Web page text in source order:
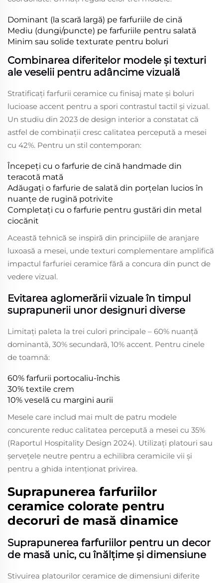
Dominant (la scară largă) pe farfuriile de cină
Mediu (dungi/puncte) pe farfuriile pentru salată
Minim sau solide texturate pentru boluri
Combinarea diferitelor modele și texturi
ale veselii pentru adâncime vizuală
Stratificați farfurii ceramice cu finisaj mate și boluri
lucioase accent pentru a spori contrastul tactil și vizual.
Un studiu din 2023 de design interior a constatat că
astfel de combinații cresc calitatea percepută a mesei
cu 42%. Pentru un stil contemporan:
Începeți cu o farfurie de cină handmade din
teracotă mată
Adăugați o farfurie de salată din porțelan lucios în
nuanțe de rugină potrivite
Completați cu o farfurie pentru gustări din metal
ciocănit
Această tehnică se inspiră din principiile de aranjare
luxoasă a mesei, unde texturi complementare amplifică
impactul farfuriei ceramice fără a concura din punct de
vedere vizual.
Evitarea aglomerării vizuale în timpul
suprapunerii unor designuri diverse
Limitați paleta la trei culori principale – 60% nuanță
dominantă, 30% secundară, 10% accent. Pentru cinele
de toamnă:
60% farfurii portocaliu-închis
30% textile crem
10% veselă cu margini aurii
Mesele care includ mai mult de patru modele
concurente reduc calitatea percepută a mesei cu 35%
(Raportul Hospitality Design 2024). Utilizați platouri sau
șervețele neutre pentru a echilibra ceramicile vii și
pentru a ghida intenționat privirea.
Suprapunerea farfuriilor
ceramice colorate pentru
decoruri de masă dinamice
Suprapunerea farfuriilor pentru un decor
de masă unic, cu înălțime și dimensiune
Stivuirea platourilor ceramice de dimensiuni diferite